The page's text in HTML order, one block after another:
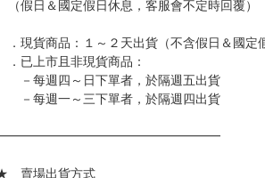
約發售後1個月-2個月抵台。
◆如遇缺貨或砍單，將另行通知並取消訂單，敬
週一～週五 １０：００～１９：００